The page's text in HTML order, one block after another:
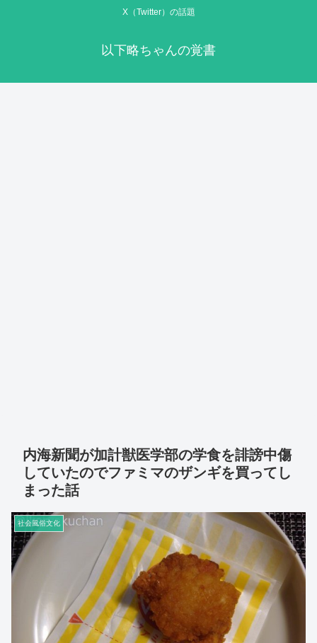
X（Twitter）の話題
以下略ちゃんの覚書
内海新聞が加計獣医学部の学食を誹謗中傷
していたのでファミマのザンギを買ってし
まった話
社会風俗文化